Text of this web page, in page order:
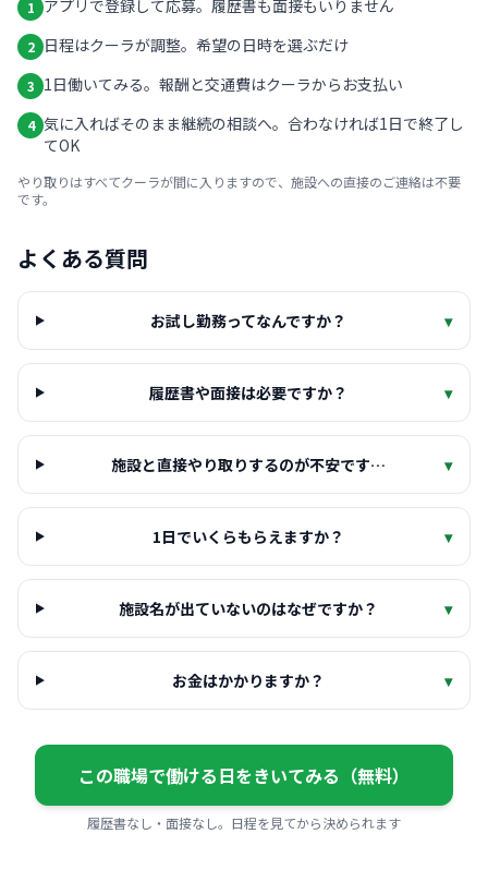
1 アプリで登録して応募。履歴書も面接もいりません
2 日程はクーラが調整。希望の日時を選ぶだけ
3 1日働いてみる。報酬と交通費はクーラからお支払い
4 気に入ればそのまま継続の相談へ。合わなければ1日で終了し
てOK
やり取りはすべてクーラが間に入りますので、施設への直接のご連絡は不要
です。
よくある質問
お試し勤務ってなんですか？ ▾
履歴書や面接は必要ですか？ ▾
施設と直接やり取りするのが不安です… ▾
1日でいくらもらえますか？ ▾
施設名が出ていないのはなぜですか？ ▾
お金はかかりますか？ ▾
この職場で働ける日をきいてみる（無料）
履歴書なし・面接なし。日程を見てから決められます